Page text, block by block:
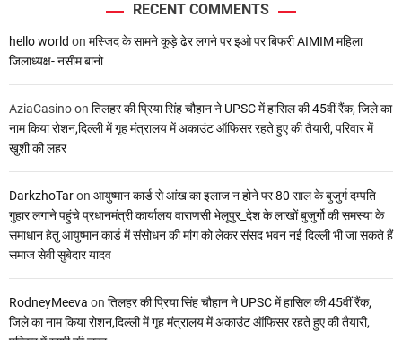
RECENT COMMENTS
hello world on मस्जिद के सामने कूड़े ढेर लगने पर इओ पर बिफरी AIMIM महिला
जिलाध्यक्ष- नसीम बानो
AziaCasinoon तिलहर की प्रिया सिंह चौहान ने UPSC में हासिल की 45वीं रैंक, जिले का
नाम किया रोशन,दिल्ली में गृह मंत्रालय में अकाउंट ऑफिसर रहते हुए की तैयारी, परिवार में
खुशी की लहर
DarkzhoTaron आयुष्मान कार्ड से आंख का इलाज न होने पर 80 साल के बुजुर्ग दम्पति
गुहार लगाने पहुंचे प्रधानमंत्री कार्यालय वाराणसी भेलूपुर_देश के लाखों बुजुर्गो की समस्या के
समाधान हेतु आयुष्मान कार्ड में संसोधन की मांग को लेकर संसद भवन नई दिल्ली भी जा सकते हैं
समाज सेवी सुबेदार यादव
RodneyMeeva on तिलहर की प्रिया सिंह चौहान ने UPSC में हासिल की 45वीं रैंक,
जिले का नाम किया रोशन,दिल्ली में गृह मंत्रालय में अकाउंट ऑफिसर रहते हुए की तैयारी,